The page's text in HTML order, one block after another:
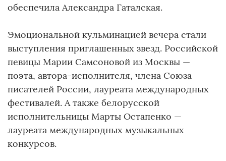
обеспечила Александра Гаталская.
Эмоциональной кульминацией вечера стали
выступления приглашенных звезд. Российской
певицы Марии Самсоновой из Москвы —
поэта, автора-исполнителя, члена Союза
писателей России, лауреата международных
фестивалей. А также белорусской
исполнительницы Марты Остапенко —
лауреата международных музыкальных
конкурсов.